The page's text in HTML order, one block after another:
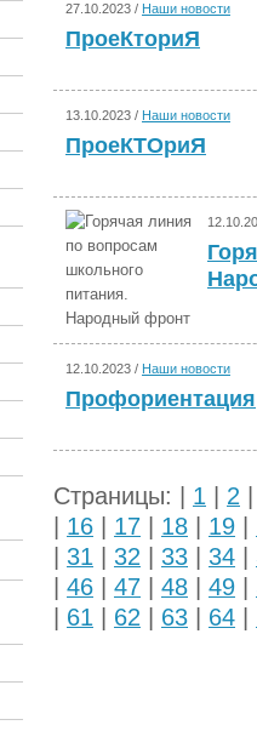
27.10.2023 / Наши новости
ПроеКториЯ
13.10.2023 / Наши новости
ПроеКТОриЯ
12.10.2023 / Наши новости
Профориентация
Страницы: | 1 2
16 17 18 19
31 32 33 34
46 47 48 49
61 62 63 64